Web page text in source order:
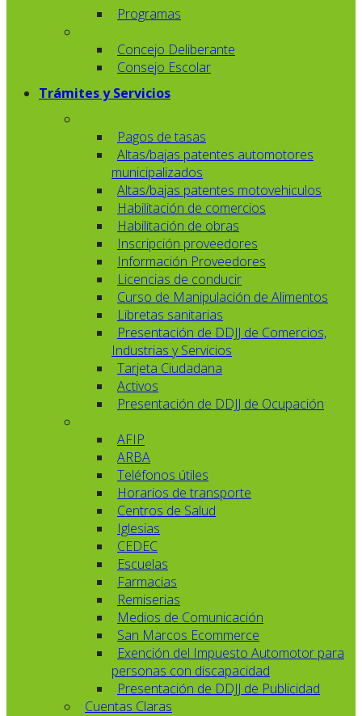
Programas
Concejo Deliberante
Consejo Escolar
Trámites y Servicios
Pagos de tasas
Altas/bajas patentes automotores
municipalizados
Altas/bajas patentes motovehiculos
Habilitación de comercios
Habilitación de obras
Inscripción proveedores
Información Proveedores
Licencias de conducir
Curso de Manipulación de Alimentos
Libretas sanitarias
Presentación de DDJJ de Comercios,
Industrias y Servicios
Tarjeta Ciudadana
Activos
Presentación de DDJJ de Ocupación
AFIP
ARBA
Teléfonos útiles
Horarios de transporte
Centros de Salud
Iglesias
CEDEC
Escuelas
Farmacias
Remiserias
Medios de Comunicación
San Marcos Ecommerce
Exención del Impuesto Automotor para
personas con discapacidad
Presentación de DDJJ de Publicidad
Cuentas Claras